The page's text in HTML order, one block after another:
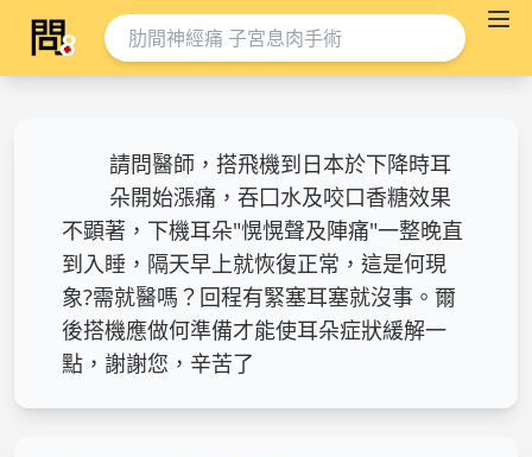
請問醫師，搭飛機到日本於下降時耳
朵開始漲痛，吞囗水及咬口香糖效果
不顕著，下機耳朵"愰愰聲及陣痛"一整晚直
到入睡，隔天早上就恢復正常，這是何現
象?需就醫嗎？回程有緊塞耳塞就沒事。爾
後搭機應做何準備才能使耳朵症狀緩解一
點，謝謝您，辛苦了